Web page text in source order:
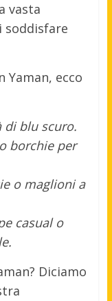
vasta
soddisfare
Yaman, ecco
di blu scuro.
borchie per
o maglioni a
casual o
Diciamo